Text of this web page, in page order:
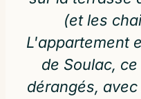
(et les
L'appartement
de Soulac,
dérangés,